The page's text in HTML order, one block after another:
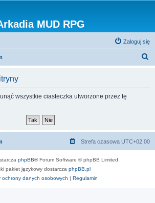
MUD RPG
Zaloguj się
wszystkie ciasteczka utworzone przez tę
Strefa czasowa UTC+02:00
phpBB® Forum Software © phpBB Limited
pakiet językowy dostarcza phpBB.pl
ochrony danych osobowych | Regulamin